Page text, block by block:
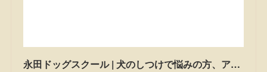
永田ドッグスクール | 犬のしつけで悩みの方、アジリティーを始めたい方は一度ご相談ください。私たちは茨城県笠間市のドッグスクールです。